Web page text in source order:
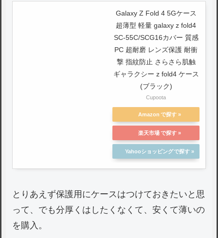
Galaxy Z Fold 4 5Gケース
超薄型 軽量 galaxy z fold4
SC-55C/SCG16カバー 質感
PC 超耐磨 レンズ保護 耐衝
撃 指紋防止 さらさら肌触
ギャラクシー z fold4 ケース
(ブラック)
Cupoota
Amazon
楽天市場
Yahooショッピング
とりあえず保護用にケースはつけておきたいと思
って、でも分厚くはしたくなくて、安くて薄いの
を購入。